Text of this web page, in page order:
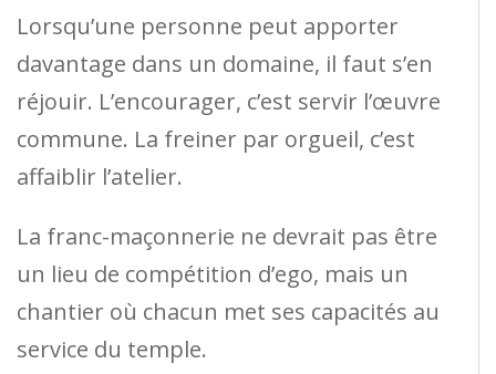
Lorsqu’une personne peut apporter
davantage dans un domaine, il faut s’en
réjouir. L’encourager, c’est servir l’œuvre
commune. La freiner par orgueil, c’est
affaiblir l’atelier.
La franc-maçonnerie ne devrait pas être
un lieu de compétition d’ego, mais un
chantier où chacun met ses capacités au
service du temple.